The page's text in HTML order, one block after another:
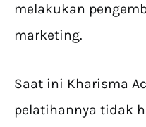
melakukan
marketing.
Saat ini Kharisma
pelatihannya tidak